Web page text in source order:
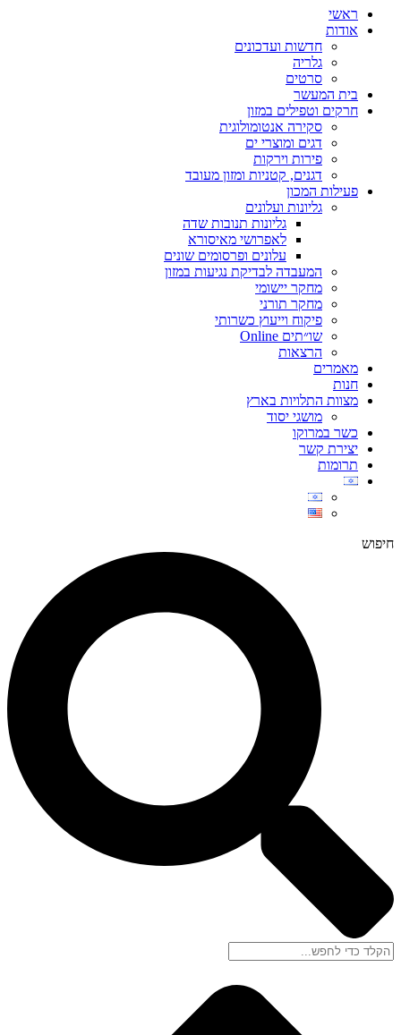
ראשי
אודות
חדשות ועדכונים
גלריה
סרטים
בית המעשר
חרקים וטפילים במזון
סקירה אנטומולוגית
דגים ומוצרי ים
פירות וירקות
דגנים, קטניות ומזון מעובד
פעילות המכון
גליונות ועלונים
גליונות תנובות שדה
לאפרושי מאיסורא
עלונים ופרסומים שונים
המעבדה לבדיקת נגיעות במזון
מחקר יישומי
מחקר תורני
פיקוח וייעוץ כשרותי
שו״תים Online
הרצאות
מאמרים
חנות
מצוות התלויות בארץ
מושגי יסוד
כשר במרוקו
יצירת קשר
תרומות
חיפוש